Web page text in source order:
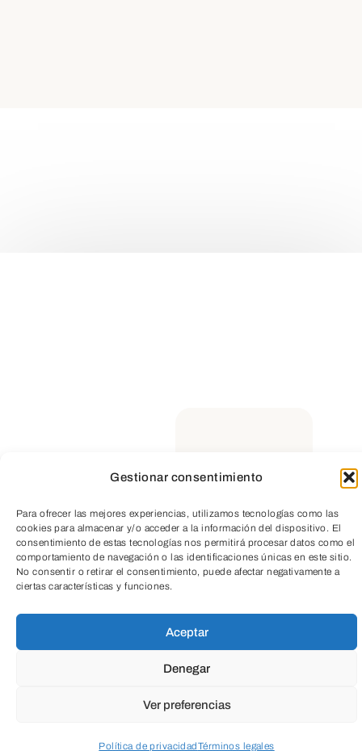
Gestionar consentimiento
Para ofrecer las mejores experiencias, utilizamos tecnologías como las
cookies para almacenar y/o acceder a la información del dispositivo. El
consentimiento de estas tecnologías nos permitirá procesar datos como el
comportamiento de navegación o las identificaciones únicas en este sitio.
No consentir o retirar el consentimiento, puede afectar negativamente a
ciertas características y funciones.
Aceptar
Denegar
Ver preferencias
Política de privacidadTérminos legales
TeleEntradas
Artículos
Relacionados